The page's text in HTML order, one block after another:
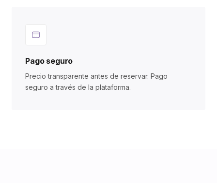
Pago seguro
Precio transparente antes de reservar. Pago
seguro a través de la plataforma.